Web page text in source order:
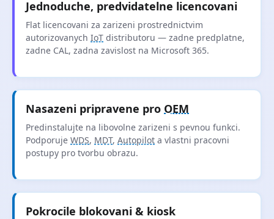
Jednoduche, predvidatelne licencovani
Flat licencovani za zarizeni prostrednictvim
autorizovanych IoT distributoru — zadne predplatne,
zadne CAL, zadna zavislost na Microsoft 365.
Nasazeni pripravene pro OEM
Predinstalujte na libovolne zarizeni s pevnou funkci.
Podporuje WDS, MDT, Autopilot a vlastni pracovni
postupy pro tvorbu obrazu.
Pokrocile blokovani & kiosk